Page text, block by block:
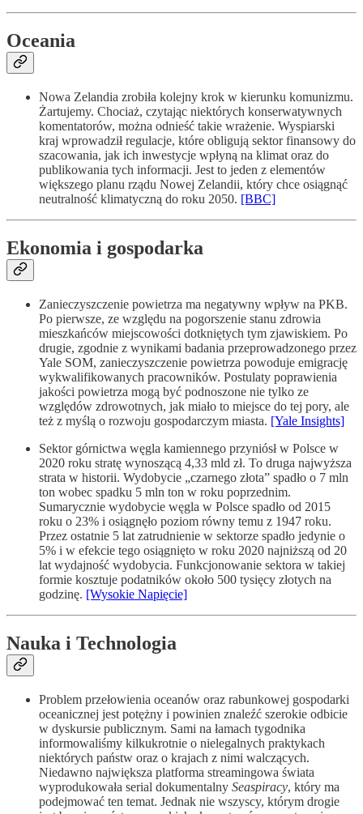
Oceania
Nowa Zelandia zrobiła kolejny krok w kierunku komunizmu.
Żartujemy. Chociaż, czytając niektórych konserwatywnych
komentatorów, można odnieść takie wrażenie. Wyspiarski
kraj wprowadził regulacje, które obligują sektor finansowy do
szacowania, jak ich inwestycje wpłyną na klimat oraz do
publikowania tych informacji. Jest to jeden z elementów
większego planu rządu Nowej Zelandii, który chce osiągnąć
neutralność klimatyczną do roku 2050. [BBC]
Ekonomia i gospodarka
Zanieczyszczenie powietrza ma negatywny wpływ na PKB.
Po pierwsze, ze względu na pogorszenie stanu zdrowia
mieszkańców miejscowości dotkniętych tym zjawiskiem. Po
drugie, zgodnie z wynikami badania przeprowadzonego przez
Yale SOM, zanieczyszczenie powietrza powoduje emigrację
wykwalifikowanych pracowników. Postulaty poprawienia
jakości powietrza mogą być podnoszone nie tylko ze
względów zdrowotnych, jak miało to miejsce do tej pory, ale
też z myślą o rozwoju gospodarczym miasta. [Yale Insights]
Sektor górnictwa węgla kamiennego przyniósł w Polsce w
2020 roku stratę wynoszącą 4,33 mld zł. To druga najwyższa
strata w historii. Wydobycie „czarnego złota” spadło o 7 mln
ton wobec spadku 5 mln ton w roku poprzednim.
Sumarycznie wydobycie węgla w Polsce spadło od 2015
roku o 23% i osiągnęło poziom równy temu z 1947 roku.
Przez ostatnie 5 lat zatrudnienie w sektorze spadło jedynie o
5% i w efekcie tego osiągnięto w roku 2020 najniższą od 20
lat wydajność wydobycia. Funkcjonowanie sektora w takiej
formie kosztuje podatników około 500 tysięcy złotych na
godzinę. [Wysokie Napięcie]
Nauka i Technologia
Problem przełowienia oceanów oraz rabunkowej gospodarki
oceanicznej jest potężny i powinien znaleźć szerokie odbicie
w dyskursie publicznym. Sami na łamach tygodnika
informowaliśmy kilkukrotnie o nielegalnych praktykach
niektórych państw oraz o krajach z nimi walczących.
Niedawno największa platforma streamingowa świata
wyprodukowała serial dokumentalny Seaspiracy, który ma
podejmować ten temat. Jednak nie wszyscy, którym drogie